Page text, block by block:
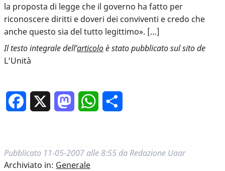
la proposta di legge che il governo ha fatto per
riconoscere diritti e doveri dei conviventi e credo che
anche questo sia del tutto legittimo». […]
Il testo integrale dell’articoloè stato pubblicato sul sito de
L’Unità
Facebook MastodonWhatsApp
Pubblicato 11-05-2007 alle 8:55 da Redazione Uaar
Archiviato in: Generale